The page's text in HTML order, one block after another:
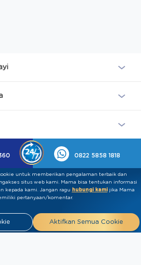
0822 5858 1818
Syarat & Ketentuan
Press
untuk memberikan pengalaman terbaik dan
situs web kami. Mama bisa tentukan informasi
kepada kami.​ ​Jangan ragu hubungi kamijika Mama
pertanyaan/komentar.
Aktifkan Semua Cookie